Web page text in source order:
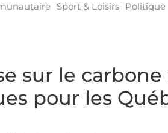
Sport & Loisirs Politique
sur le
pour les